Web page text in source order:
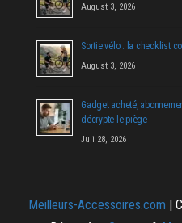
August 3, 2026
Sortie vélo : la checklist
August 3, 2026
Gadget acheté,
décrypte le piège
Juli 28, 2026
Meilleurs-Accessoires.com |